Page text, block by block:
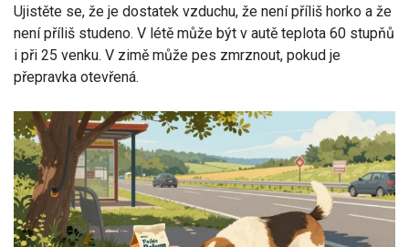
Ujistěte se, že je dostatek vzduchu, že není příliš horko a že
není příliš studeno. V létě může být v autě teplota 60 stupňů
i při 25 venku. V zimě může pes zmrznout, pokud je
přepravka otevřená.